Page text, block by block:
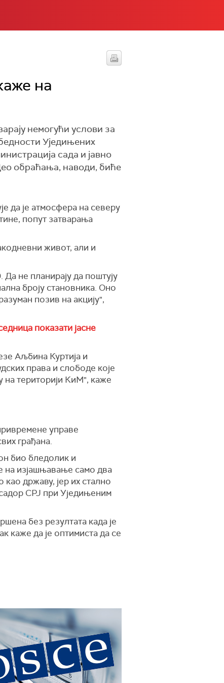
на
немогући услови за
Уједињених
сада и јавно
обраћања, наводи, биће
да је атмосфера на северу
попут затварања
живот, али и
не планирају да поштују
броју становника. Оно
позив на акцију",
показати јасне
Аљбина Куртија и
права и слободе које
на територији КиМ", каже
управе
грађана.
био бледолик и
на изјашњавање само два
државу, јер их стално
СРЈ при Уједињеним
без резултата када је
каже да је оптимиста да се